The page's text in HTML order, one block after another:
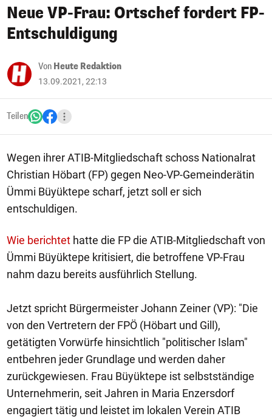
Neue VP-Frau: Ortschef fordert FP-
Entschuldigung
Von Heute Redaktion
13.09.2021, 22:13
Teilen
Wegen ihrer ATIB-Mitgliedschaft schoss Nationalrat
Christian Höbart (FP) gegen Neo-VP-Gemeinderätin
Ümmi Büyüktepe scharf, jetzt soll er sich
entschuldigen.
Wie berichtet hatte die FP die ATIB-Mitgliedschaft von
Ümmi Büyüktepe kritisiert, die betroffene VP-Frau
nahm dazu bereits ausführlich Stellung.
Jetzt spricht Bürgermeister Johann Zeiner (VP): "Die
von den Vertretern der FPÖ (Höbart und Gill),
getätigten Vorwürfe hinsichtlich "politischer Islam"
entbehren jeder Grundlage und werden daher
zurückgewiesen. Frau Büyüktepe ist selbstständige
Unternehmerin, seit Jahren in Maria Enzersdorf
engagiert tätig und leistet im lokalen Verein ATIB